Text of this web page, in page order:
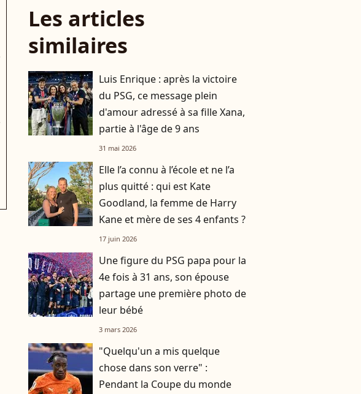
Les articles
similaires
Luis Enrique : après la victoire
du PSG, ce message plein
d'amour adressé à sa fille Xana,
partie à l'âge de 9 ans
31 mai 2026
Elle l’a connu à l’école et ne l’a
plus quitté : qui est Kate
Goodland, la femme de Harry
Kane et mère de ses 4 enfants ?
17 juin 2026
Une figure du PSG papa pour la
4e fois à 31 ans, son épouse
partage une première photo de
leur bébé
3 mars 2026
"Quelqu'un a mis quelque
chose dans son verre" :
Pendant la Coupe du monde